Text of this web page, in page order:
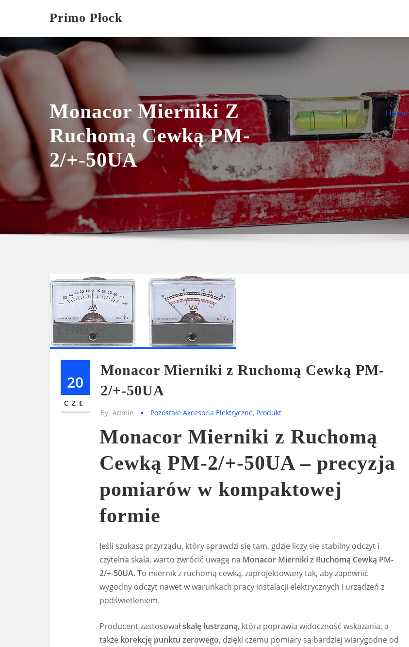
Primo Płock
Monacor Mierniki Z
Ruchomą Cewką PM-
2/+-50UA
Home
20
CZE
Monacor Mierniki z Ruchomą Cewką PM-
2/+-50UA
By Admin Pozostałe Akcesoria Elektryczne, Produkt
Monacor Mierniki z Ruchomą
Cewką PM-2/+-50UA – precyzja
pomiarów w kompaktowej
formie
Jeśli szukasz przyrządu, który sprawdzi się tam, gdzie liczy się stabilny odczyt i
czytelna skala, warto zwrócić uwagę na Monacor Mierniki z Ruchomą Cewką PM-
2/+-50UA. To miernik z ruchomą cewką, zaprojektowany tak, aby zapewnić
wygodny odczyt nawet w warunkach pracy instalacji elektrycznych i urządzeń z
podświetleniem.
Producent zastosowałskalę lustrzaną, która poprawia widoczność wskazania, a
także korekcję punktu zerowego, dzięki czemu pomiary są bardziej wiarygodne od